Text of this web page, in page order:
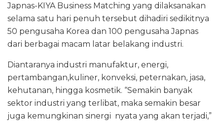
Japnas-KIYA Business Matching yang dilaksanakan
selama satu hari penuh tersebut dihadiri sedikitnya
50 pengusaha Korea dan 100 pengusaha Japnas
dari berbagai macam latar belakang industri.
Diantaranya industri manufaktur, energi,
pertambangan,kuliner, konveksi, peternakan, jasa,
kehutanan, hingga kosmetik. “Semakin banyak
sektor industri yang terlibat, maka semakin besar
juga kemungkinan sinergi nyata yang akan terjadi,”